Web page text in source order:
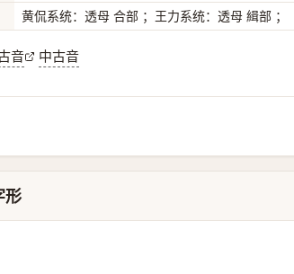
黄侃系统：透母 合部 ；王力系统：透母 緝部 ；
音 中古音
形